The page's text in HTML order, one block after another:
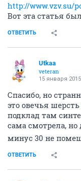
http://www.vzv.su/
Вот эта статья
ОТВЕТИТЬ
Utkaa
veteran
15 января 2015
Спасибо, но
это овечья
подклад там
сама смотрела,
минус 30 не
ОТВЕТИТЬ